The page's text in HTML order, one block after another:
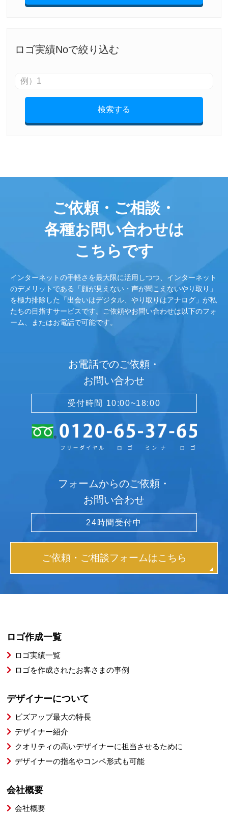
ロゴ実績Noで絞り込む
検索する
ご依頼・ご相談・
各種お問い合わせは
こちらです
インターネットの手軽さを最大限に活用しつつ、インターネット
のデメリットである「顔が見えない・声が聞こえないやり取り」
を極力排除した「出会いはデジタル、やり取りはアナログ」が私
たちの目指すサービスです。ご依頼やお問い合わせは以下のフォ
ーム、またはお電話で可能です。
お電話でのご依頼・
お問い合わせ
受付時間 10:00~18:00
フォームからのご依頼・
お問い合わせ
24時間受付中
ご依頼・ご相談フォームはこちら
ロゴ作成一覧
ロゴ実績一覧
ロゴを作成されたお客さまの事例
デザイナーについて
ビズアップ最大の特長
デザイナー紹介
クオリティの高いデザイナーに担当させるために
デザイナーの指名やコンペ形式も可能
会社概要
会社概要